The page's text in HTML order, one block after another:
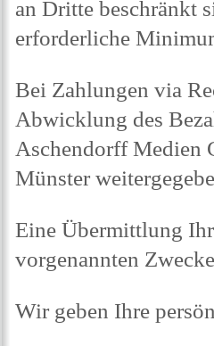
an Dritte beschränkt
erforderliche
Bei Zahlungen via
Abwicklung des
Aschendorff Medien
Münster
Eine Übermittlung
vorgenannten
Wir geben Ihre